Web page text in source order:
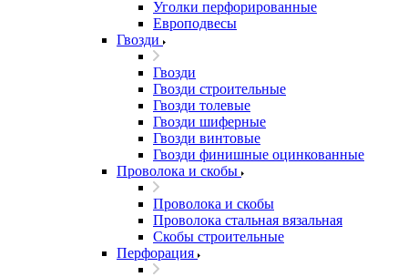
Уголки перфорированные
Европодвесы
Гвозди
Гвозди
Гвозди строительные
Гвозди толевые
Гвозди шиферные
Гвозди винтовые
Гвозди финишные оцинкованные
Проволока и скобы
Проволока и скобы
Проволока стальная вязальная
Скобы строительные
Перфорация